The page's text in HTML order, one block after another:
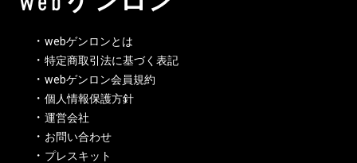
webゲンロンとは
特定商取引法に基づく表記
webゲンロン会員規約
個人情報保護方針
運営会社
お問い合わせ
プレスキット